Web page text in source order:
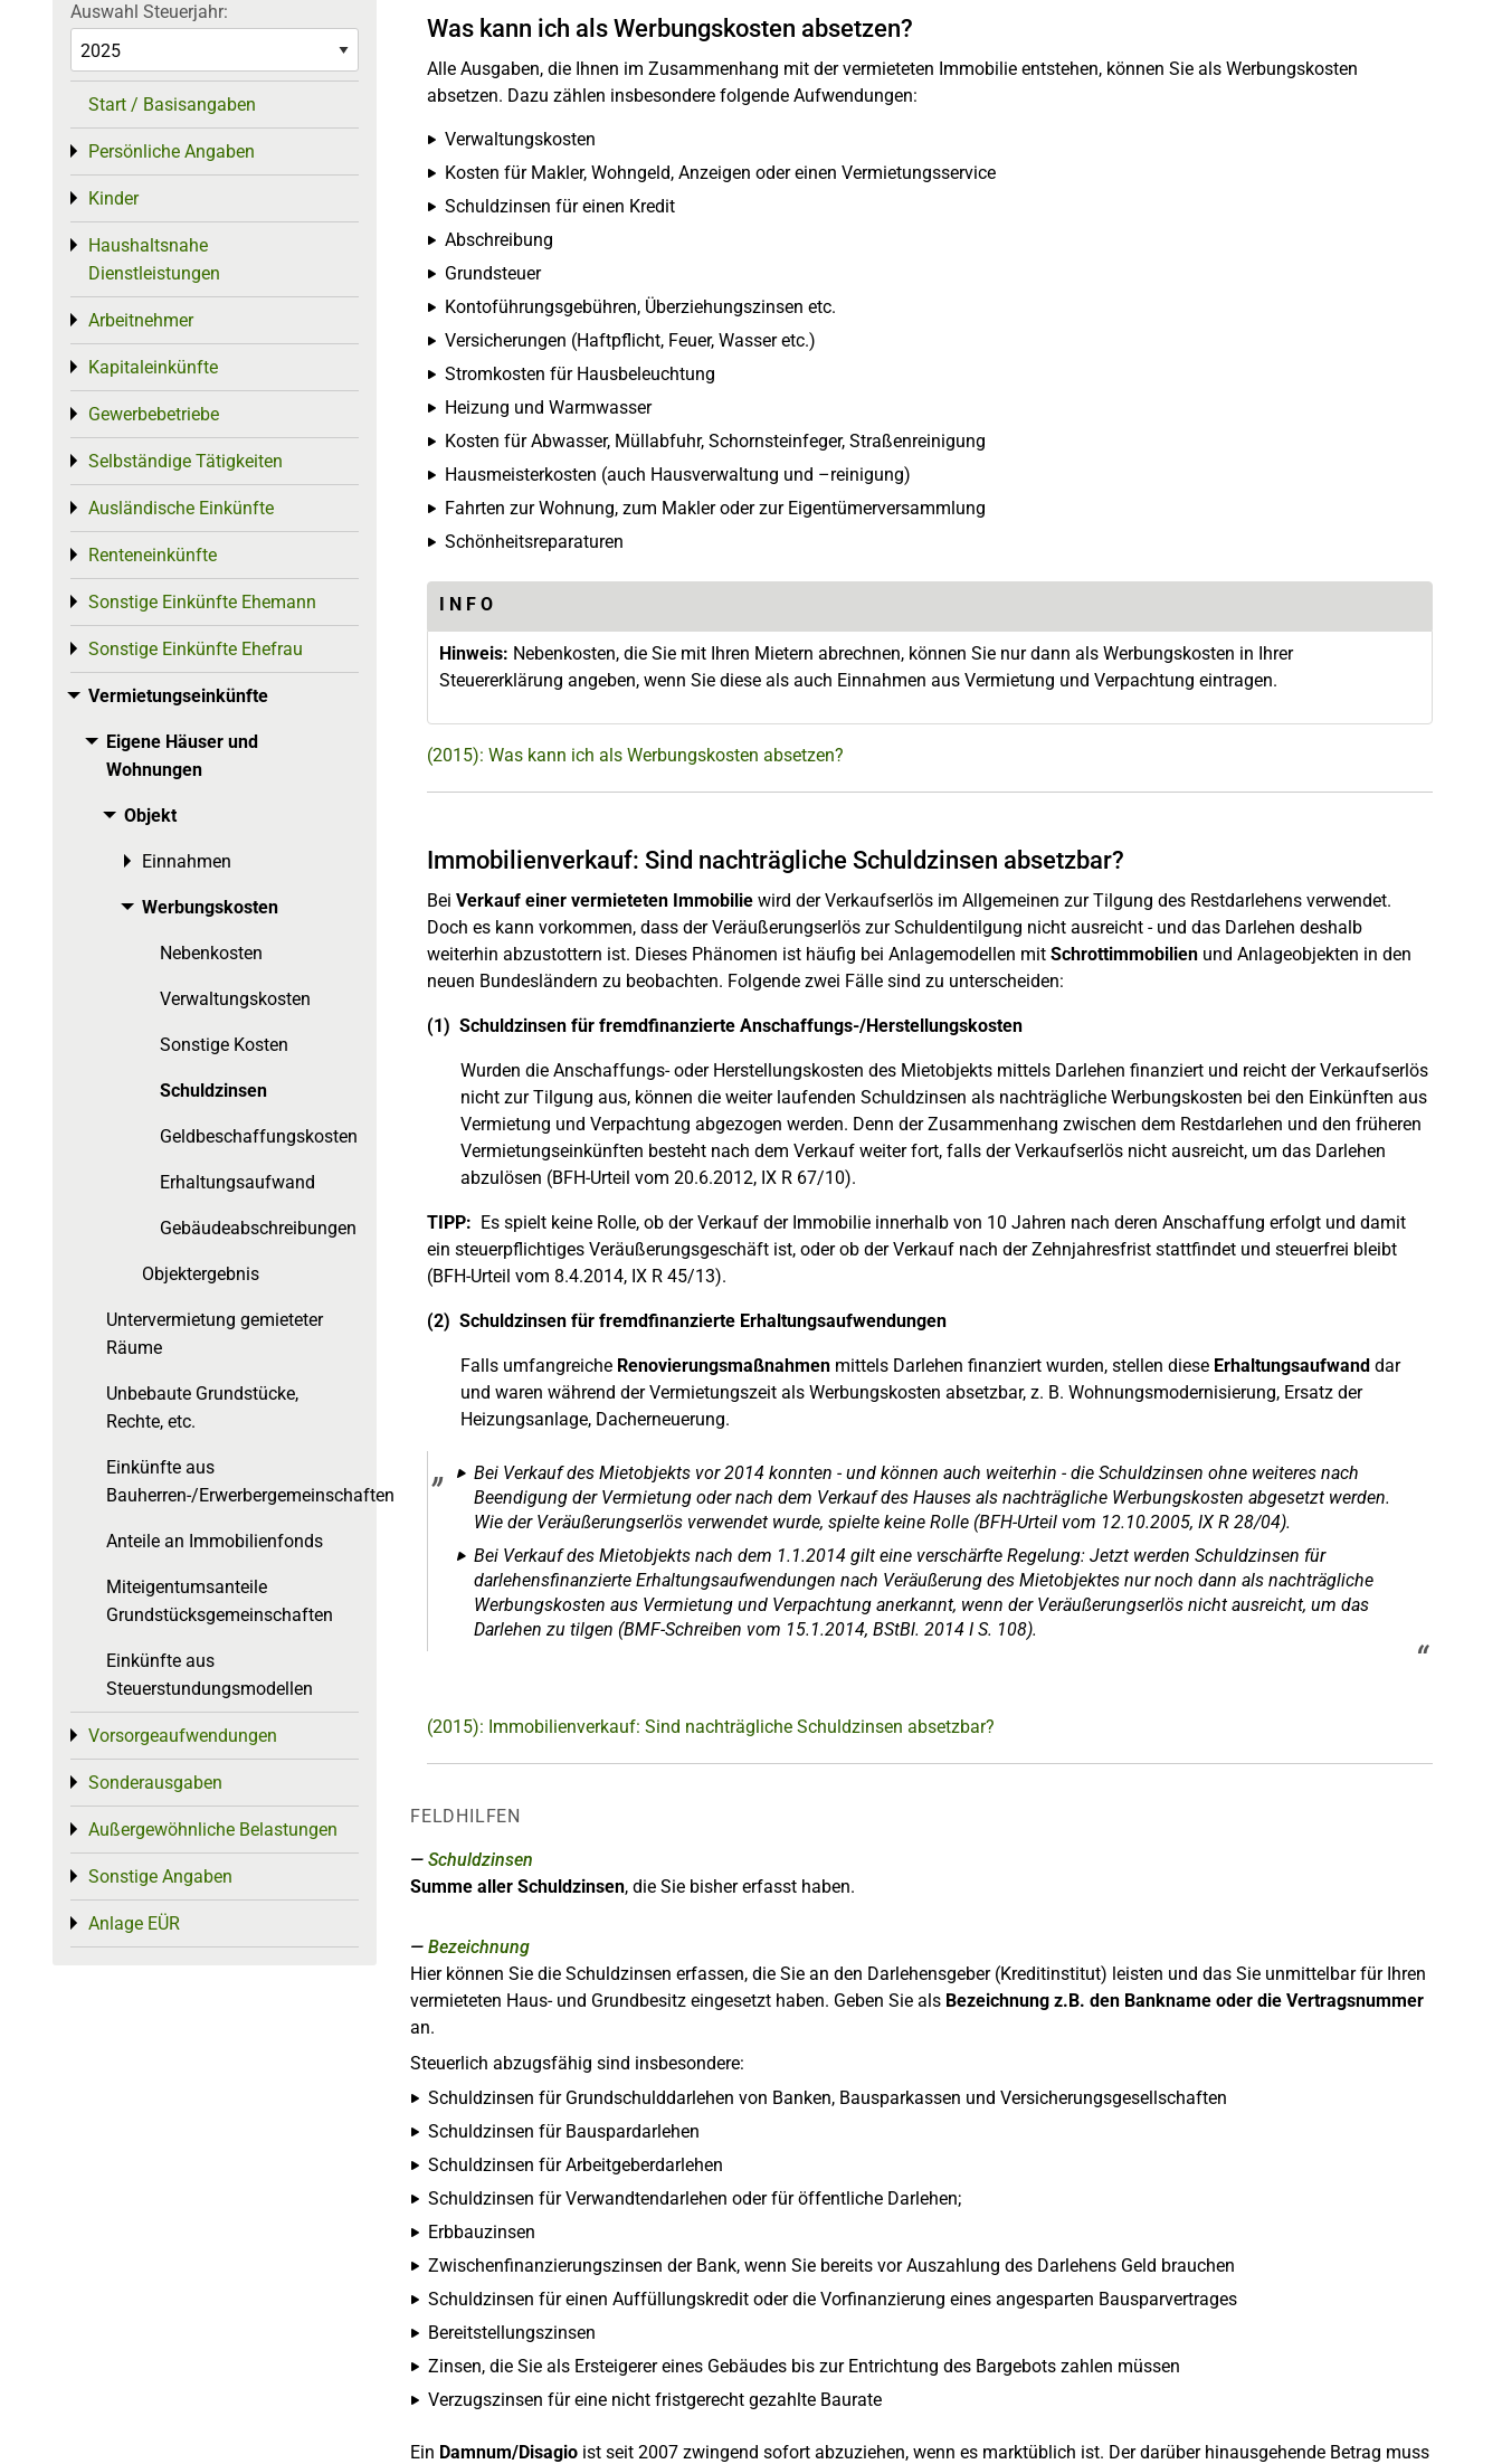
Was kann ich als Werbungskosten absetzen?
Alle Ausgaben, die Ihnen im Zusammenhang mit der vermieteten Immobilie entstehen, können Sie als Werbungskosten
absetzen. Dazu zählen insbesondere folgende Aufwendungen:
Verwaltungskosten
Kosten für Makler, Wohngeld, Anzeigen oder einen Vermietungsservice
Schuldzinsen für einen Kredit
Abschreibung
Grundsteuer
Kontoführungsgebühren, Überziehungszinsen etc.
Versicherungen (Haftpflicht, Feuer, Wasser etc.)
Stromkosten für Hausbeleuchtung
Heizung und Warmwasser
Kosten für Abwasser, Müllabfuhr, Schornsteinfeger, Straßenreinigung
Hausmeisterkosten (auch Hausverwaltung und –reinigung)
Fahrten zur Wohnung, zum Makler oder zur Eigentümerversammlung
Schönheitsreparaturen
I N F O
Hinweis: Nebenkosten, die Sie mit Ihren Mietern abrechnen, können Sie nur dann als Werbungskosten in Ihrer
Steuererklärung angeben, wenn Sie diese als auch Einnahmen aus Vermietung und Verpachtung eintragen.
(2015): Was kann ich als Werbungskosten absetzen?
Immobilienverkauf: Sind nachträgliche Schuldzinsen absetzbar?
Bei Verkauf einer vermieteten Immobilie wird der Verkaufserlös im Allgemeinen zur Tilgung des Restdarlehens verwendet.
Doch es kann vorkommen, dass der Veräußerungserlös zur Schuldentilgung nicht ausreicht - und das Darlehen deshalb
weiterhin abzustottern ist. Dieses Phänomen ist häufig bei Anlagemodellen mit Schrottimmobilien und Anlageobjekten in den
neuen Bundesländern zu beobachten. Folgende zwei Fälle sind zu unterscheiden:
(1) Schuldzinsen für fremdfinanzierte Anschaffungs-/Herstellungskosten
Wurden die Anschaffungs- oder Herstellungskosten des Mietobjekts mittels Darlehen finanziert und reicht der Verkaufserlös
nicht zur Tilgung aus, können die weiter laufenden Schuldzinsen als nachträgliche Werbungskosten bei den Einkünften aus
Vermietung und Verpachtung abgezogen werden. Denn der Zusammenhang zwischen dem Restdarlehen und den früheren
Vermietungseinkünften besteht nach dem Verkauf weiter fort, falls der Verkaufserlös nicht ausreicht, um das Darlehen
abzulösen (BFH-Urteil vom 20.6.2012, IX R 67/10).
TIPP: Es spielt keine Rolle, ob der Verkauf der Immobilie innerhalb von 10 Jahren nach deren Anschaffung erfolgt und damit
ein steuerpflichtiges Veräußerungsgeschäft ist, oder ob der Verkauf nach der Zehnjahresfrist stattfindet und steuerfrei bleibt
(BFH-Urteil vom 8.4.2014, IX R 45/13).
(2) Schuldzinsen für fremdfinanzierte Erhaltungsaufwendungen
Falls umfangreiche Renovierungsmaßnahmen mittels Darlehen finanziert wurden, stellen diese Erhaltungsaufwand dar
und waren während der Vermietungszeit als Werbungskosten absetzbar, z. B. Wohnungsmodernisierung, Ersatz der
Heizungsanlage, Dacherneuerung.
Bei Verkauf des Mietobjekts vor 2014 konnten - und können auch weiterhin - die Schuldzinsen ohne weiteres nach
Beendigung der Vermietung oder nach dem Verkauf des Hauses als nachträgliche Werbungskosten abgesetzt werden.
Wie der Veräußerungserlös verwendet wurde, spielte keine Rolle (BFH-Urteil vom 12.10.2005, IX R 28/04).
Bei Verkauf des Mietobjekts nach dem 1.1.2014 gilt eine verschärfte Regelung: Jetzt werden Schuldzinsen für
darlehensfinanzierte Erhaltungsaufwendungen nach Veräußerung des Mietobjektes nur noch dann als nachträgliche
Werbungskosten aus Vermietung und Verpachtung anerkannt, wenn der Veräußerungserlös nicht ausreicht, um das
Darlehen zu tilgen (BMF-Schreiben vom 15.1.2014, BStBl. 2014 I S. 108).
(2015): Immobilienverkauf: Sind nachträgliche Schuldzinsen absetzbar?
FELDHILFEN
Schuldzinsen
Summe aller Schuldzinsen, die Sie bisher erfasst haben.
Bezeichnung
Hier können Sie die Schuldzinsen erfassen, die Sie an den Darlehensgeber (Kreditinstitut) leisten und das Sie unmittelbar für Ihren
vermieteten Haus- und Grundbesitz eingesetzt haben. Geben Sie als Bezeichnung z.B. den Bankname oder die Vertragsnummer
an.
Steuerlich abzugsfähig sind insbesondere:
Schuldzinsen für Grundschulddarlehen von Banken, Bausparkassen und Versicherungsgesellschaften
Schuldzinsen für Bauspardarlehen
Schuldzinsen für Arbeitgeberdarlehen
Schuldzinsen für Verwandtendarlehen oder für öffentliche Darlehen;
Erbbauzinsen
Zwischenfinanzierungszinsen der Bank, wenn Sie bereits vor Auszahlung des Darlehens Geld brauchen
Schuldzinsen für einen Auffüllungskredit oder die Vorfinanzierung eines angesparten Bausparvertrages
Bereitstellungszinsen
Zinsen, die Sie als Ersteigerer eines Gebäudes bis zur Entrichtung des Bargebots zahlen müssen
Verzugszinsen für eine nicht fristgerecht gezahlte Baurate
Ein Damnum/Disagio ist seit 2007 zwingend sofort abzuziehen, wenn es marktüblich ist. Der darüber hinausgehende Betrag muss
Auswahl Steuerjahr:
Start / Basisangaben
Persönliche Angaben
Toggle menu
Kinder
Toggle menu
Haushaltsnahe
Dienstleistungen
Toggle menu
Arbeitnehmer
Toggle menu
Kapitaleinkünfte
Toggle menu
Gewerbebetriebe
Toggle menu
Selbständige Tätigkeiten
Toggle menu
Ausländische Einkünfte
Toggle menu
Renteneinkünfte
Toggle menu
Sonstige Einkünfte Ehemann
Toggle menu
Sonstige Einkünfte Ehefrau
Toggle menu
Vermietungseinkünfte
Toggle menu
Eigene Häuser und
Wohnungen
Toggle menu
Objekt
Toggle menu
Einnahmen
Toggle menu
Werbungskosten
Toggle menu
Nebenkosten
Verwaltungskosten
Sonstige Kosten
Schuldzinsen
Geldbeschaffungskosten
Erhaltungsaufwand
Gebäudeabschreibungen
Objektergebnis
Untervermietung gemieteter
Räume
Unbebaute Grundstücke,
Rechte, etc.
Einkünfte aus
Bauherren-/Erwerbergemeinschaften
Anteile an Immobilienfonds
Miteigentumsanteile
Grundstücksgemeinschaften
Einkünfte aus
Steuerstundungsmodellen
Vorsorgeaufwendungen
Toggle menu
Sonderausgaben
Toggle menu
Außergewöhnliche Belastungen
Toggle menu
Sonstige Angaben
Toggle menu
Anlage EÜR
Toggle menu